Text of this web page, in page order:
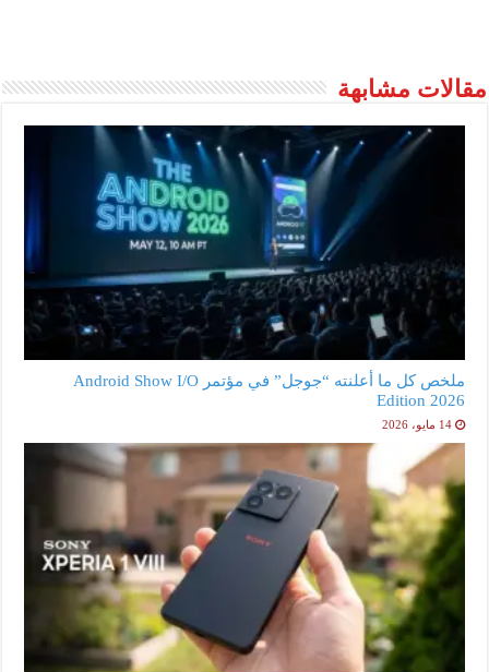
مقالات مشابهة
ملخص كل ما أعلنته “جوجل” في مؤتمر Android Show I/O
Edition 2026
14 مايو، 2026